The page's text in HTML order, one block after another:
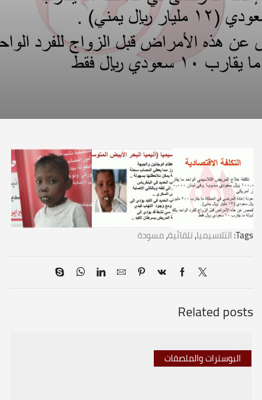
Tags: الثلاسيميا,تلقائية,مسودة
Related posts
البوسترات والملصقات